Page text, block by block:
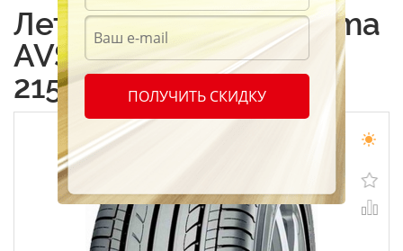
Летние шины Yokohama
AVS decibel (V550)
215/45 R17 91Y
ПОЛУЧИТЬ СКИДКУ